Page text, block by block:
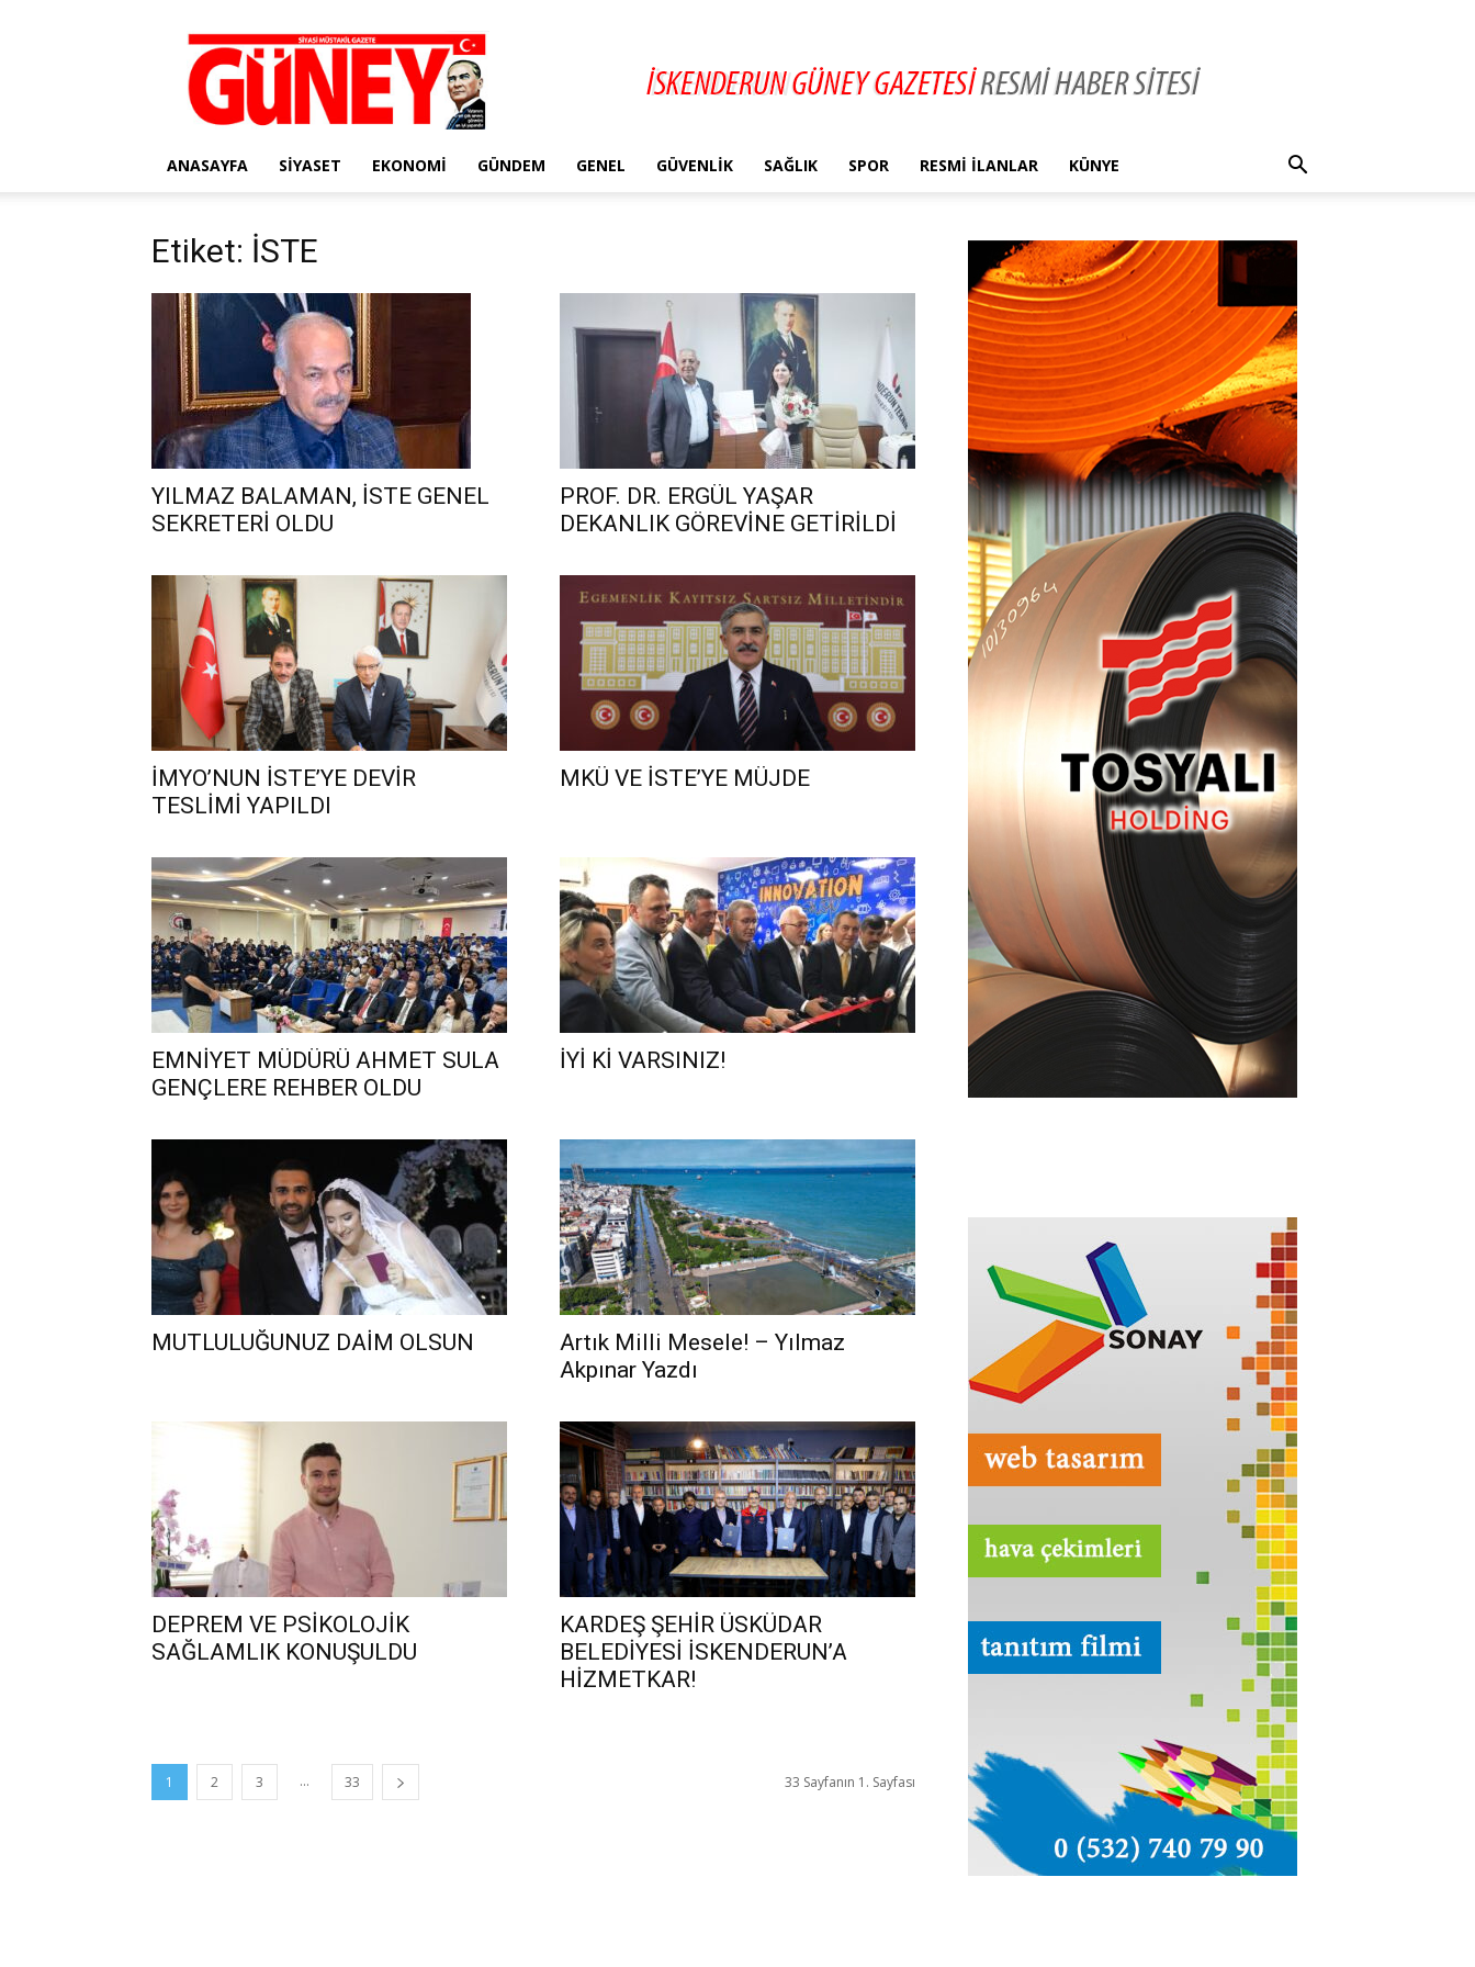
Gazete
Güney
ANASAYFA SIYASET EKONOMI GÜNDEM GENEL GÜVENLIK SAĞLIK SPOR RESMI İLANLAR KÜNYE
Etiket: İSTE
YILMAZ BALAMAN, İSTE GENEL
SEKRETERİ OLDU
PROF. DR. ERGÜL YAŞAR
DEKANLIK GÖREVİNE GETİRİLDİ
İMYO’NUN İSTE’YE DEVİR
TESLİMİ YAPILDI
MKÜ VE İSTE’YE MÜJDE
EMNİYET MÜDÜRÜ AHMET SULA
GENÇLERE REHBER OLDU
İYİ Kİ VARSINIZ!
MUTLULUĞUNUZ DAİM OLSUN
Artık Milli Mesele! – Yılmaz
Akpınar Yazdı
DEPREM VE PSİKOLOJİK
SAĞLAMLIK KONUŞULDU
KARDEŞ ŞEHİR ÜSKÜDAR
BELEDİYESİ İSKENDERUN’A
HİZMETKAR!
1 2 3 ... 33 33 Sayfanın 1. Sayfası